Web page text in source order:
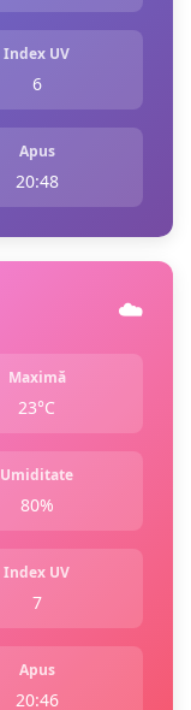
Index UV
6
Apus
20:48
☁️
Maximă
23°C
Umiditate
80%
Index UV
7
Apus
20:46